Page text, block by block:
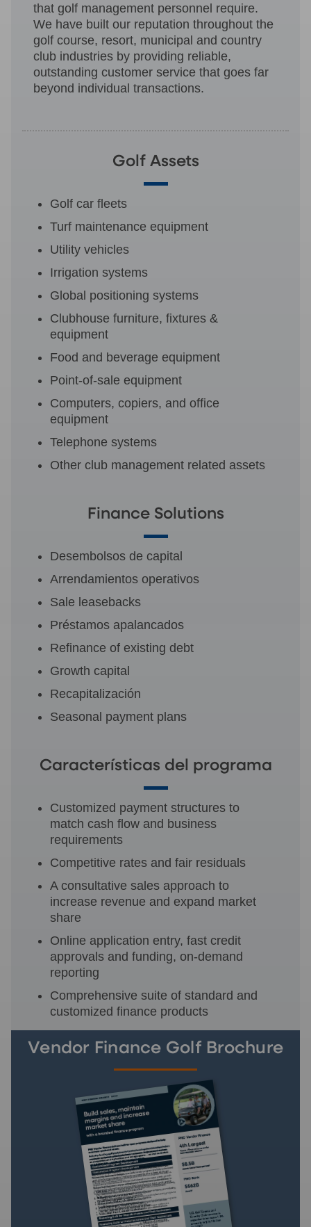
that golf management personnel require.
We have built our reputation throughout the
golf course, resort, municipal and country
club industries by providing reliable,
outstanding customer service that goes far
beyond individual transactions.
Golf Assets
Golf car fleets
Turf maintenance equipment
Utility vehicles
Irrigation systems
Global positioning systems
Clubhouse furniture, fixtures &
equipment
Food and beverage equipment
Point-of-sale equipment
Computers, copiers, and office
equipment
Telephone systems
Other club management related assets
Finance Solutions
Desembolsos de capital
Arrendamientos operativos
Sale leasebacks
Préstamos apalancados
Refinance of existing debt
Growth capital
Recapitalización
Seasonal payment plans
Características del programa
Customized payment structures to
match cash flow and business
requirements
Competitive rates and fair residuals
A consultative sales approach to
increase revenue and expand market
share
Online application entry, fast credit
approvals and funding, on-demand
reporting
Comprehensive suite of standard and
customized finance products
Vendor Finance Golf Brochure